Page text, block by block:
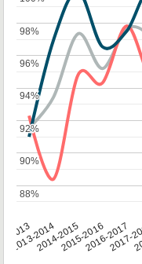
2013
2013-2014
2014-20152015-20162016-2017
2017-
88%
88%
90%
90%
92%
92%
94%
94%
96%
96%
98%
98%